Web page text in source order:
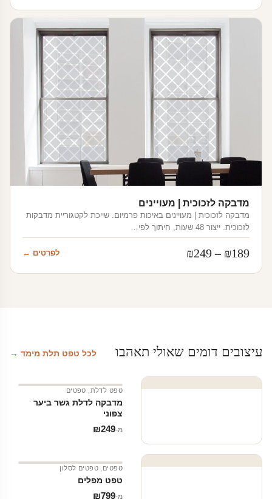
מדבקה לזכוכית | מעויינים
מדבקה לזכוכית | מעויינים באיכות פרמיום. שייכת לקטגוריית מדבקות
לזכוכית. ייצור 48 שעות, חיתוך לפי…
₪189
–
₪249
מחירים:
לפרטים ←
עיצובים דומים שאולי תאהבו לכל טפט תלת מימד →
טפט לדלת טפטים
מדבקה לדלת גשר ביער
צפוני
מ‑ ₪249
טפטים טפטים לסלון
טפט מפלים
מ‑ ₪799